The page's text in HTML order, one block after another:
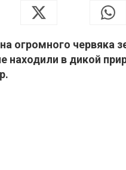
огромного червяка
находили в дикой